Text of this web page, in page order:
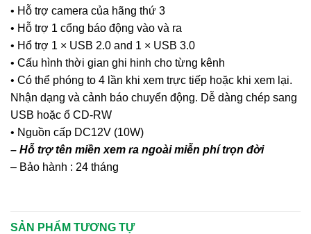
• Hỗ trợ camera của hãng thứ 3
• Hỗ trợ 1 cổng báo động vào và ra
• Hổ trợ 1 × USB 2.0 and 1 × USB 3.0
• Cấu hình thời gian ghi hinh cho từng kênh
• Có thể phóng to 4 lần khi xem trực tiếp hoặc khi xem lại.
Nhận dạng và cảnh báo chuyển động. Dễ dàng chép sang
USB hoặc ổ CD-RW
• Nguồn cấp DC12V (10W)
– Hỗ trợ tên miền xem ra ngoài miễn phí trọn đời
– Bảo hành : 24 tháng
SẢN PHẨM TƯƠNG TỰ